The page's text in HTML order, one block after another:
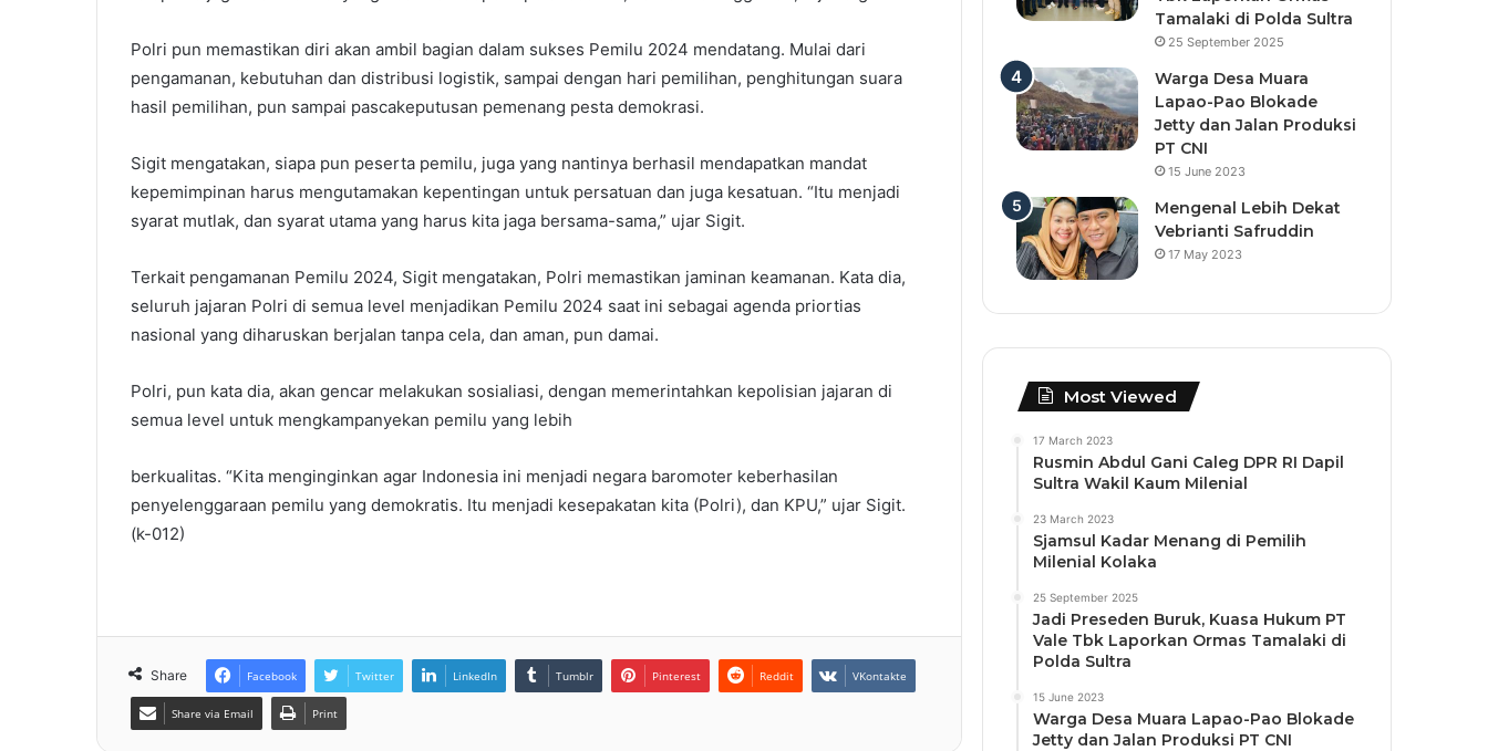
Polri pun memastikan diri akan ambil bagian dalam sukses Pemilu 2024 mendatang. Mulai dari
pengamanan, kebutuhan dan distribusi logistik, sampai dengan hari pemilihan, penghitungan suara
hasil pemilihan, pun sampai pascakeputusan pemenang pesta demokrasi.
Sigit mengatakan, siapa pun peserta pemilu, juga yang nantinya berhasil mendapatkan mandat
kepemimpinan harus mengutamakan kepentingan untuk persatuan dan juga kesatuan. “Itu menjadi
syarat mutlak, dan syarat utama yang harus kita jaga bersama-sama,” ujar Sigit.
Terkait pengamanan Pemilu 2024, Sigit mengatakan, Polri memastikan jaminan keamanan. Kata dia,
seluruh jajaran Polri di semua level menjadikan Pemilu 2024 saat ini sebagai agenda priortias
nasional yang diharuskan berjalan tanpa cela, dan aman, pun damai.
Polri, pun kata dia, akan gencar melakukan sosialiasi, dengan memerintahkan kepolisian jajaran di
semua level untuk mengkampanyekan pemilu yang lebih
berkualitas. “Kita menginginkan agar Indonesia ini menjadi negara baromoter keberhasilan
penyelenggaraan pemilu yang demokratis. Itu menjadi kesepakatan kita (Polri), dan KPU,” ujar Sigit.
(k-012)
Share Facebook Twitter LinkedIn Tumblr Pinterest Reddit VKontakte
Share via Email Print
Tamalaki di Polda Sultra
25 September 2025
Warga Desa Muara
Lapao-Pao Blokade
Jetty dan Jalan Produksi
PT CNI
15 June 2023
Mengenal Lebih Dekat
Vebrianti Safruddin
17 May 2023
Most Viewed
17 March 2023
Rusmin Abdul Gani Caleg DPR RI Dapil
Sultra Wakil Kaum Milenial
23 March 2023
Sjamsul Kadar Menang di Pemilih
Milenial Kolaka
25 September 2025
Jadi Preseden Buruk, Kuasa Hukum PT
Vale Tbk Laporkan Ormas Tamalaki di
Polda Sultra
15 June 2023
Warga Desa Muara Lapao-Pao Blokade
Jetty dan Jalan Produksi PT CNI